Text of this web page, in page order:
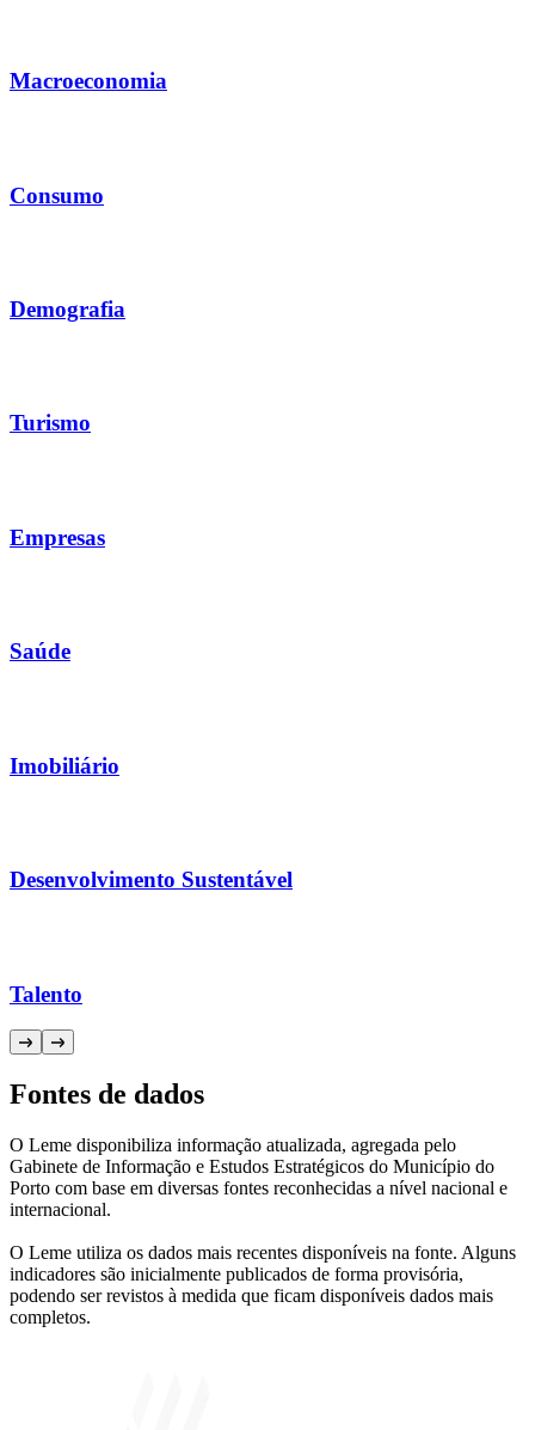
Macroeconomia
Consumo
Demografia
Turismo
Empresas
Saúde
Imobiliário
Desenvolvimento Sustentável
Talento
Fontes de dados
O Leme disponibiliza informação atualizada, agregada pelo
Gabinete de Informação e Estudos Estratégicos do Município do
Porto com base em diversas fontes reconhecidas a nível nacional e
internacional.
O Leme utiliza os dados mais recentes disponíveis na fonte. Alguns
indicadores são inicialmente publicados de forma provisória,
podendo ser revistos à medida que ficam disponíveis dados mais
completos.